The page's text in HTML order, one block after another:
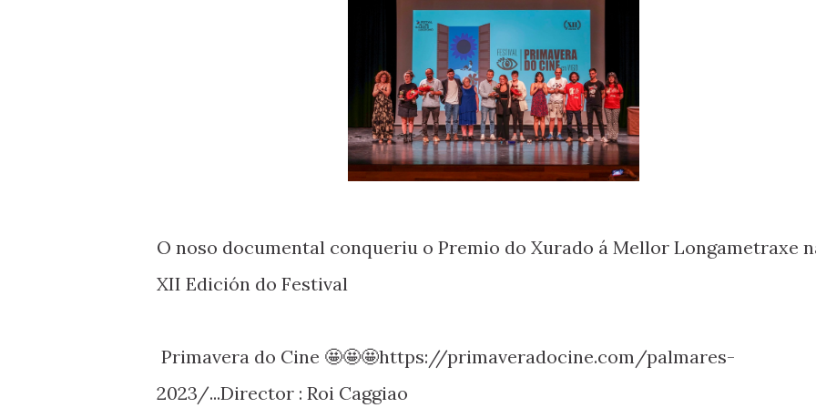
O noso documental conqueriu o Premio do Xurado á Mellor Longametraxe
XII Edición do Festival
Primavera do Cine 🤩🤩🤩https://primaveradocine.com/palmares-
2023/...Director : Roi Caggiao